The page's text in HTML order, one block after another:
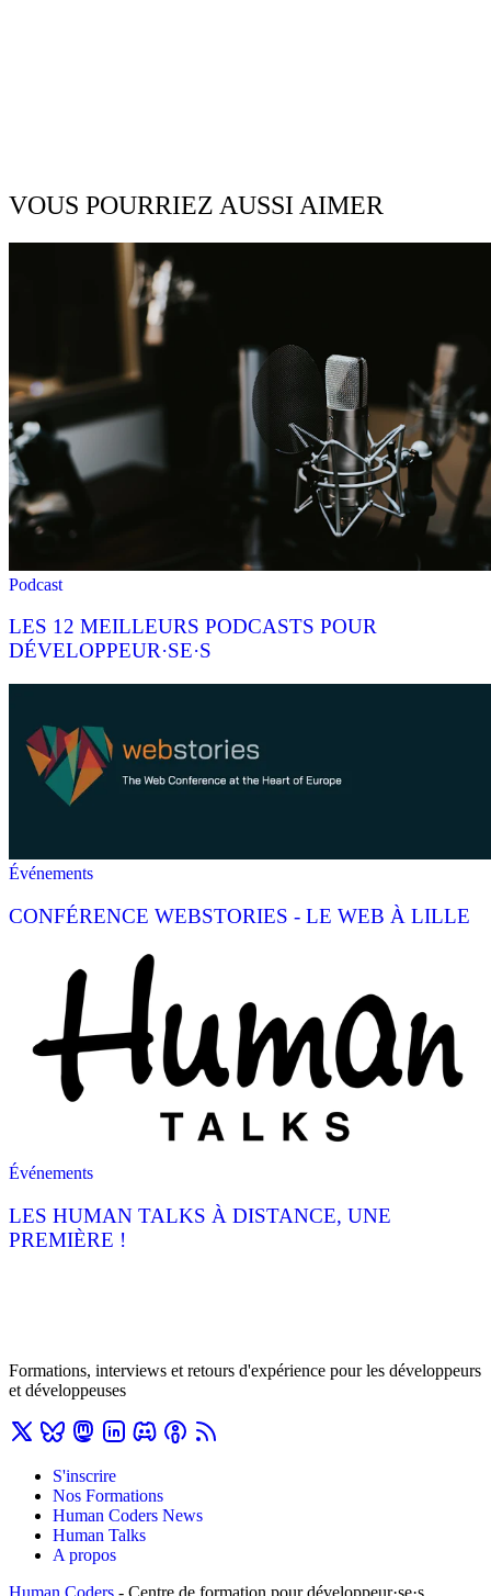
VOUS POURRIEZ AUSSI AIMER
Podcast
LES 12 MEILLEURS PODCASTS POUR
DÉVELOPPEUR·SE·S
Événements
CONFÉRENCE WEBSTORIES - LE WEB À LILLE
Événements
LES HUMAN TALKS À DISTANCE, UNE
PREMIÈRE !
Formations, interviews et retours d'expérience pour les développeurs
et développeuses
S'inscrire
Nos Formations
Human Coders News
Human Talks
A propos
Human Coders - Centre de formation pour développeur·se·s